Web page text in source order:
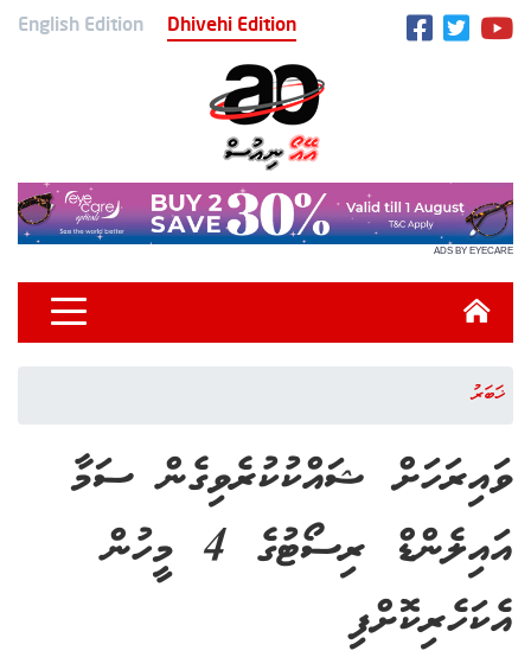
English Edition Dhivehi Edition
ADS BY EYECARE
ޚަބަރު
ވައިރަހަށް ޝައްކުކުރެވިގެން ސަމާ
އައިލެންޑް ރިސޯޓުގެ 4 މީހުން
އެކަހެރިކޮށްފި